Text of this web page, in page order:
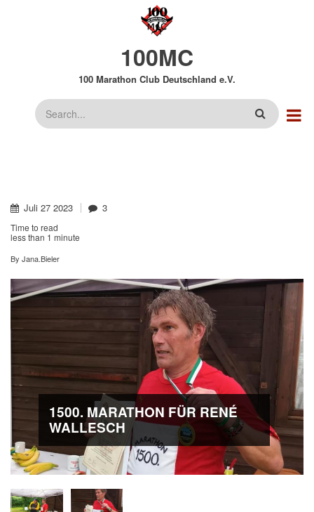
100MC
100 Marathon Club Deutschland e.V.
Suche
Juli 27 2023 3
Time to read
less than 1 minute
By Jana.Bieler
1500. MARATHON FÜR RENÉ
WALLESCH